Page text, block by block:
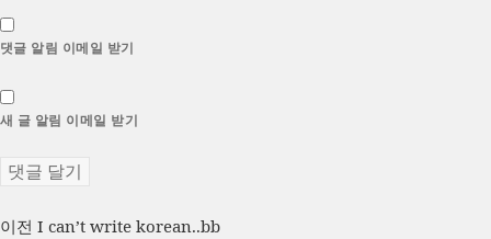
댓글 알림 이메일 받기
새 글 알림 이메일 받기
글
이전 이
I can’t write korean..bb